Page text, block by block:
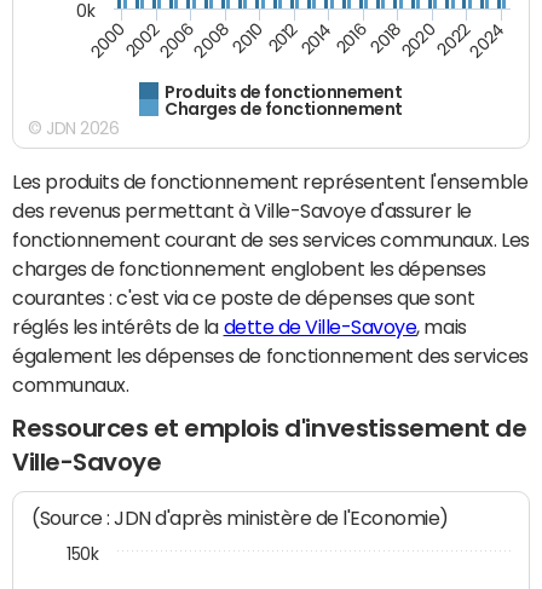
Produits de fonctionnement
Charges de fonctionnement
20002002200620082010 2012201420162018202020222024
0k
© JDN 2026
Les produits de fonctionnement représentent l'ensemble
des revenus permettant à Ville-Savoye d'assurer le
fonctionnement courant de ses services communaux. Les
charges de fonctionnement englobent les dépenses
courantes : c'est via ce poste de dépenses que sont
réglés les intérêts de la dette de Ville-Savoye, mais
également les dépenses de fonctionnement des services
communaux.
Ressources et emplois d'investissement de
Ville-Savoye
(Source : JDN d'après ministère de l'Economie)
150k